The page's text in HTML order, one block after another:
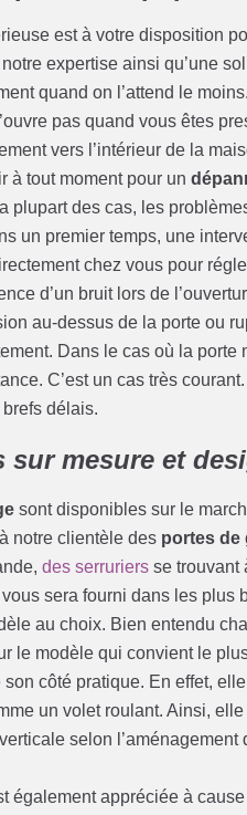
est à votre disposition
expertise ainsi qu’une
quand on l’attend le
pas quand vous êtes
vers l’intérieur de la
à tout moment pour un
plupart des cas, les
un premier temps, une
chez vous pour
d’un bruit lors de
au-dessus de la porte ou
Dans le cas où la
C’est un cas très
délais.
sur mesure et
sont disponibles sur le
notre clientèle des portes de
des serruriers se trouvant
sera fourni dans les plus
au choix. Bien entendu
le modèle qui convient le
côté pratique. En effet,
un volet roulant. Ainsi,
selon
également appréciée à